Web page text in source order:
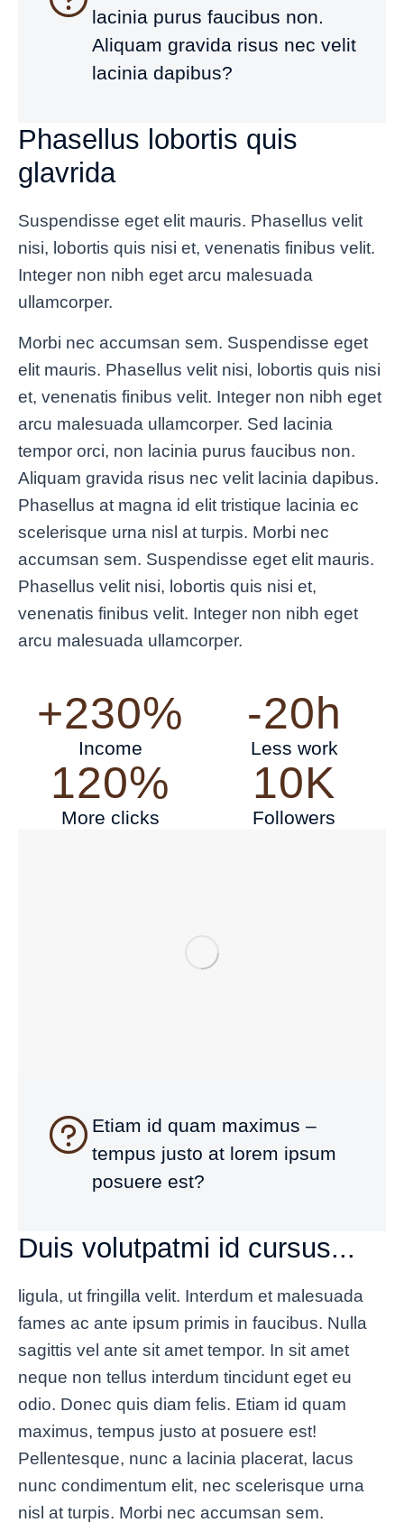
lacinia purus faucibus non.
Aliquam gravida risus nec velit
lacinia dapibus?
Phasellus lobortis quis
glavrida
Suspendisse eget elit mauris. Phasellus velit
nisi, lobortis quis nisi et, venenatis finibus velit.
Integer non nibh eget arcu malesuada
ullamcorper.
Morbi nec accumsan sem. Suspendisse eget
elit mauris. Phasellus velit nisi, lobortis quis nisi
et, venenatis finibus velit. Integer non nibh eget
arcu malesuada ullamcorper. Sed lacinia
tempor orci, non lacinia purus faucibus non.
Aliquam gravida risus nec velit lacinia dapibus.
Phasellus at magna id elit tristique lacinia ec
scelerisque urna nisl at turpis. Morbi nec
accumsan sem. Suspendisse eget elit mauris.
Phasellus velit nisi, lobortis quis nisi et,
venenatis finibus velit. Integer non nibh eget
arcu malesuada ullamcorper.
+230%
Income
-20h
Less work
120%
More clicks
10K
Followers
Etiam id quam maximus –
tempus justo at lorem ipsum
posuere est?
Duis volutpatmi id cursus...
ligula, ut fringilla velit. Interdum et malesuada
fames ac ante ipsum primis in faucibus. Nulla
sagittis vel ante sit amet tempor. In sit amet
neque non tellus interdum tincidunt eget eu
odio. Donec quis diam felis. Etiam id quam
maximus, tempus justo at posuere est!
Pellentesque, nunc a lacinia placerat, lacus
nunc condimentum elit, nec scelerisque urna
nisl at turpis. Morbi nec accumsan sem.